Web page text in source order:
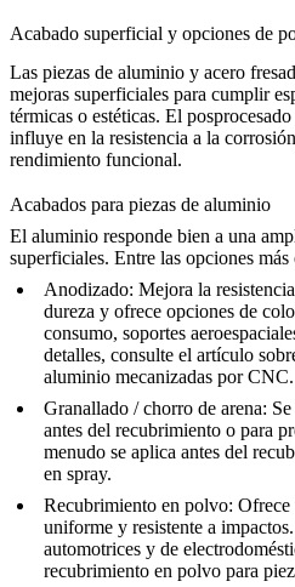
Acabado superficial y opciones de
Las piezas de aluminio y acero
mejoras superficiales para cumplir
térmicas o estéticas. El
influye en la resistencia a la
rendimiento funcional.
Acabados para piezas de aluminio
El aluminio responde bien a una
superficiales. Entre las opciones
Anodizado: Mejora la
dureza y ofrece opciones de
consumo, soportes
detalles, consulte el artículo
aluminio mecanizadas por CNC.
Granallado / chorro de arena:
antes del recubrimiento o para
menudo se aplica antes del
en spray.
Recubrimiento en polvo: Ofrece
uniforme y resistente a
automotrices y de
recubrimiento en polvo para